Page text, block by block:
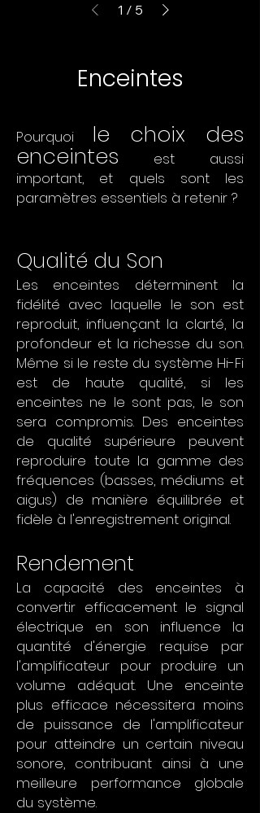
1 / 5
Enceintes
Pourquoi le choix des
enceintes est aussi
important, et quels sont les
paramètres essentiels à retenir ?
Qualité du Son
Les enceintes déterminent la
fidélité avec laquelle le son est
reproduit, influençant la clarté, la
profondeur et la richesse du son.
Même si le reste du système Hi-Fi
est de haute qualité, si les
enceintes ne le sont pas, le son
sera compromis. Des enceintes
de qualité supérieure peuvent
reproduire toute la gamme des
fréquences (basses, médiums et
aigus) de manière équilibrée et
fidèle à l'enregistrement original.
Rendement
La capacité des enceintes à
convertir efficacement le signal
électrique en son influence la
quantité d'énergie requise par
l'amplificateur pour produire un
volume adéquat. Une enceinte
plus efficace nécessitera moins
de puissance de l'amplificateur
pour atteindre un certain niveau
sonore, contribuant ainsi à une
meilleure performance globale
du système.